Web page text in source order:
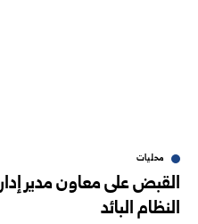
محليات
القبض على معاون مدير
النظام البائد